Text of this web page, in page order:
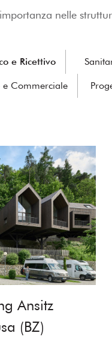
nelle
e Ricettivo
e Commerciale
Ansitz
(BZ)